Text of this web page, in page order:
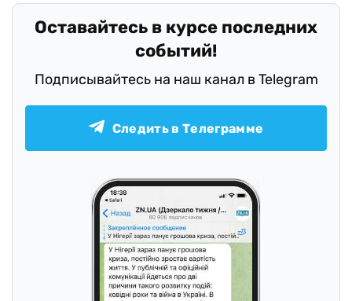
Оставайтесь в курсе последних
событий!
Подписывайтесь на наш канал в Telegram
Следить в Телеграмме